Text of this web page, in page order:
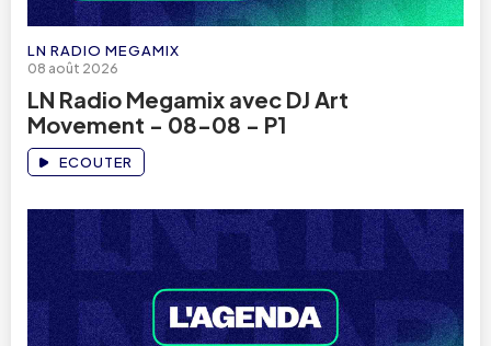
LN RADIO MEGAMIX
08 août 2026
LN Radio Megamix avec DJ Art
Movement - 08-08 - P1
ECOUTER